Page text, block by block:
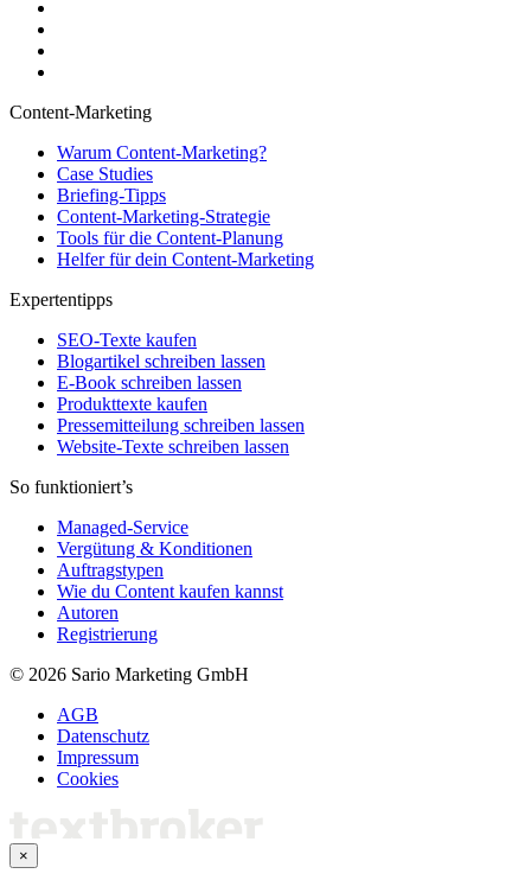
Content-Marketing
Warum Content-Marketing?
Case Studies
Briefing-Tipps
Content-Marketing-Strategie
Tools für die Content-Planung
Helfer für dein Content-Marketing
Expertentipps
SEO-Texte kaufen
Blogartikel schreiben lassen
E-Book schreiben lassen
Produkttexte kaufen
Pressemitteilung schreiben lassen
Website-Texte schreiben lassen
So funktioniert’s
Managed-Service
Vergütung & Konditionen
Auftragstypen
Wie du Content kaufen kannst
Autoren
Registrierung
© 2026 Sario Marketing GmbH
AGB
Datenschutz
Impressum
Cookies
×